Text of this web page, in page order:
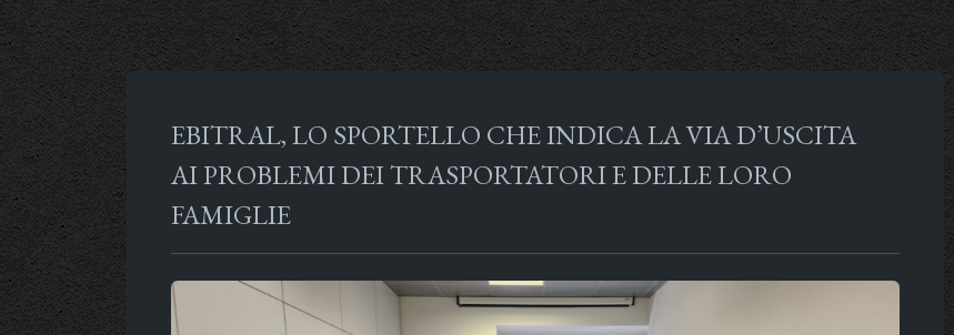
EBITRAL, LO SPORTELLO CHE INDICA LA VIA D’USCITA
AI PROBLEMI DEI TRASPORTATORI E DELLE LORO
FAMIGLIE